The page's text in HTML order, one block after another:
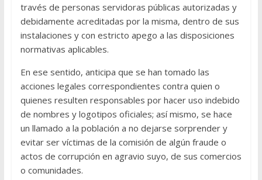
través de personas servidoras públicas autorizadas y
debidamente acreditadas por la misma, dentro de sus
instalaciones y con estricto apego a las disposiciones
normativas aplicables.
En ese sentido, anticipa que se han tomado las
acciones legales correspondientes contra quien o
quienes resulten responsables por hacer uso indebido
de nombres y logotipos oficiales; así mismo, se hace
un llamado a la población a no dejarse sorprender y
evitar ser víctimas de la comisión de algún fraude o
actos de corrupción en agravio suyo, de sus comercios
o comunidades.